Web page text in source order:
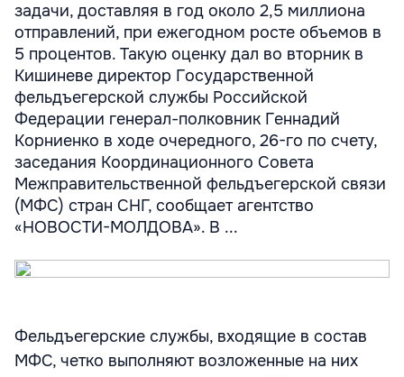
задачи, доставляя в год около 2,5 миллиона
отправлений, при ежегодном росте объемов в
5 процентов. Такую оценку дал во вторник в
Кишиневе директор Государственной
фельдъегерской службы Российской
Федерации генерал-полковник Геннадий
Корниенко в ходе очередного, 26-го по счету,
заседания Координационного Совета
Межправительственной фельдъегерской связи
(МФС) стран СНГ, сообщает агентство
«НОВОСТИ-МОЛДОВА». В ...
Фельдъегерские службы, входящие в состав
МФС, четко выполняют возложенные на них